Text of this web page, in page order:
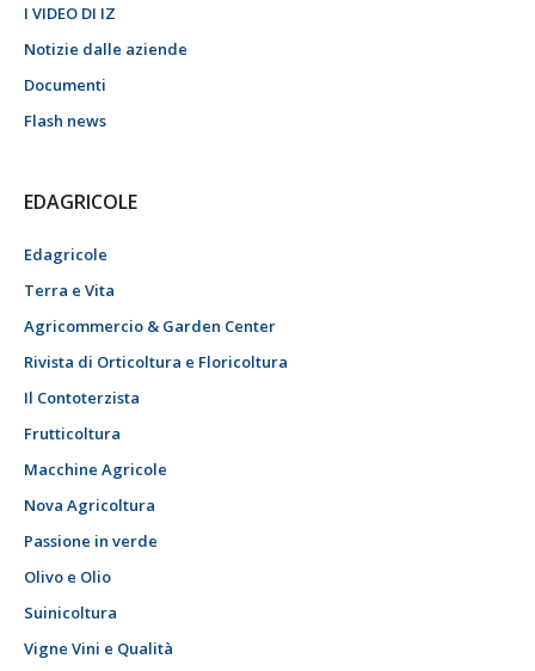
I VIDEO DI IZ
Notizie dalle aziende
Documenti
Flash news
EDAGRICOLE
Edagricole
Terra e Vita
Agricommercio & Garden Center
Rivista di Orticoltura e Floricoltura
Il Contoterzista
Frutticoltura
Macchine Agricole
Nova Agricoltura
Passione in verde
Olivo e Olio
Suinicoltura
Vigne Vini e Qualità